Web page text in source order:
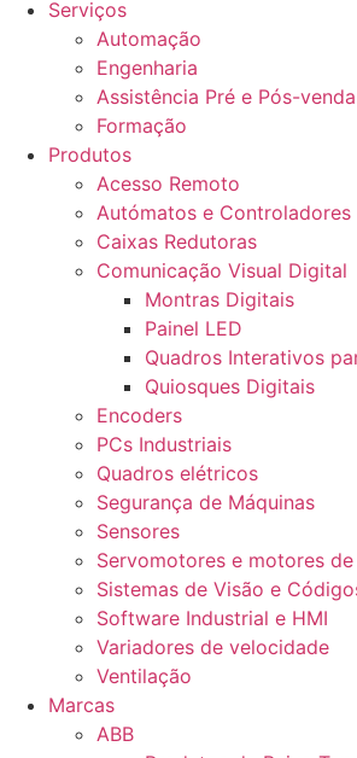
Serviços
Automação
Engenharia
Assistência Pré e Pós-venda
Formação
Produtos
Acesso Remoto
Autómatos e Controladores
Caixas Redutoras
Comunicação Visual Digital
Montras Digitais
Painel LED
Quadros Interativos
Quiosques Digitais
Encoders
PCs Industriais
Quadros elétricos
Segurança de Máquinas
Sensores
Servomotores e motores de
Sistemas de Visão e
Software Industrial e HMI
Variadores de velocidade
Ventilação
Marcas
ABB